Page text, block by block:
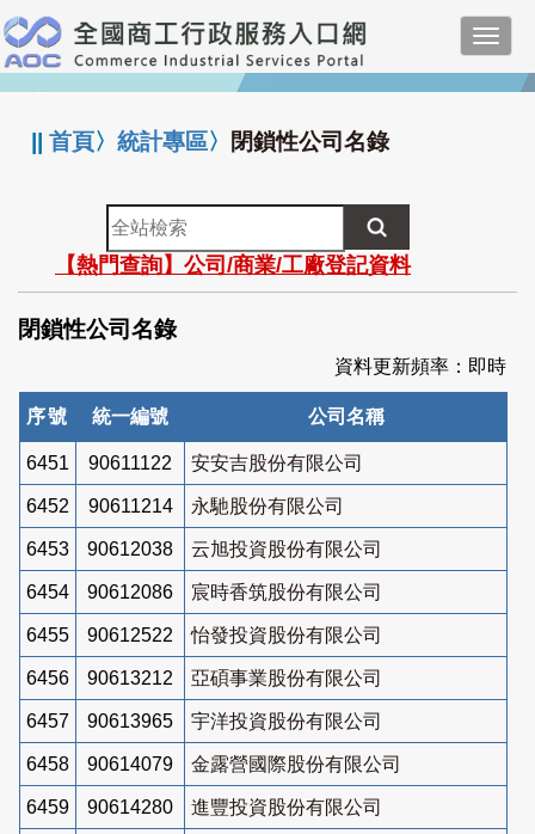
跳
到
主
要
:::
||首頁〉統計專區〉 閉鎖性公司名錄
全
站
檢
索
【熱門查詢】公司/商業/工廠登記資料
閉鎖性公司名錄
資料更新頻率：即時
序號 統一編號 公司名稱
6451 90611122 安安吉股份有限公司
6452 90611214 永馳股份有限公司
6453 90612038 云旭投資股份有限公司
6454 90612086 宸時香筑股份有限公司
6455 90612522 怡發投資股份有限公司
6456 90613212 亞碩事業股份有限公司
6457 90613965 宇洋投資股份有限公司
6458 90614079 金露營國際股份有限公司
6459 90614280 進豐投資股份有限公司